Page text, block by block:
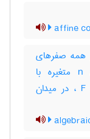
affine
همه صفرهای
مجموعه مشخصی از چندجمله ایهای n متغیره با
ضریبهای متعلق به یک میدان مشخص F ، در میدان